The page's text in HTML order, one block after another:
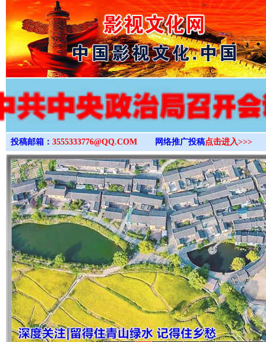
>
投稿邮箱： 3555333776@QQ.COM 网络推广投稿点击进入>>>